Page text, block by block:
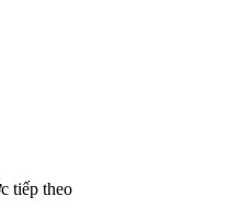
tiếp theo